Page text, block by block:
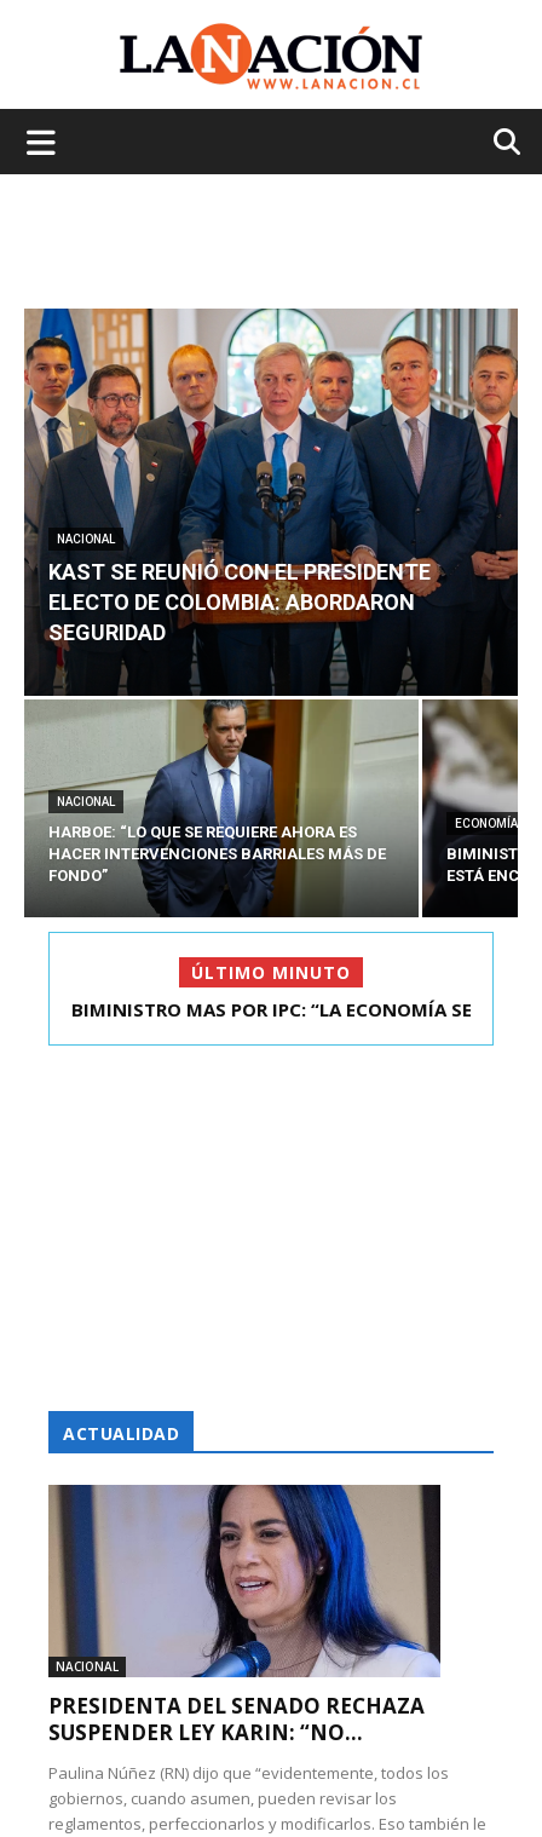
NACIONAL
KAST SE REUNIÓ CON EL PRESIDENTE
ELECTO DE COLOMBIA: ABORDARON
SEGURIDAD
NACIONAL
HARBOE: “LO QUE SE REQUIERE AHORA ES
HACER INTERVENCIONES BARRIALES MÁS DE
FONDO”
ECONOMÍA
BIMINISTRO
ESTÁ
ÚLTIMO MINUTO
KAST SE REUNIÓ CON EL PRESIDENTE ELECTO DE
BIMINISTRO MAS POR IPC: “LA ECONOMÍA SE
ACTUALIDAD
NACIONAL
PRESIDENTA DEL SENADO RECHAZA
SUSPENDER LEY KARIN: “NO...
Paulina Núñez (RN) dijo que “evidentemente, todos los
gobiernos, cuando asumen, pueden revisar los
reglamentos, perfeccionarlos y modificarlos. Eso también le